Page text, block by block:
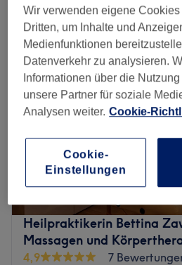
rückenbehandlungen in der Nähe von
Heilpraktikerin Bettina
Massagen und
4,9
7
Wir verwenden eigene
Dritten, um Inhalte und
Medienfunktionen
Datenverkehr zu analysieren.
Informationen über die
unsere Partner für soziale
Analysen weiter. Cookie-
Cookie-
Einstellungen